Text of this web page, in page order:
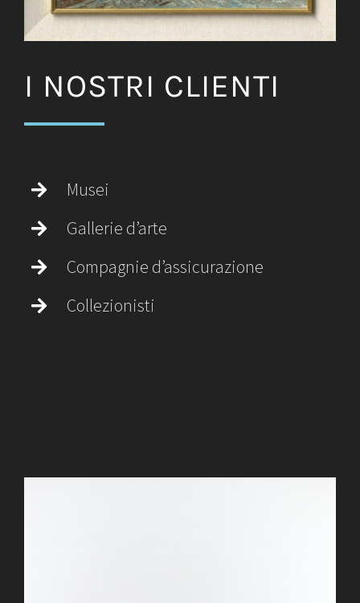
I NOSTRI CLIENTI
Musei
Gallerie d’arte
Compagnie d’assicurazione
Collezionisti